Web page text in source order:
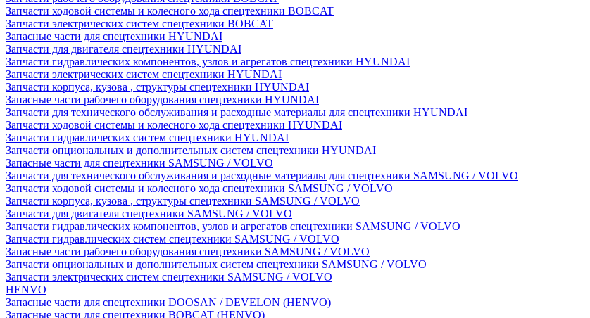
Запчасти ходовой системы и колесного хода спецтехники BOBCAT
Запчасти электрических систем спецтехники BOBCAT
Запасные части для спецтехники HYUNDAI
Запчасти для двигателя спецтехники HYUNDAI
Запчасти гидравлических компонентов, узлов и агрегатов спецтехники HYUNDAI
Запчасти электрических систем спецтехники HYUNDAI
Запчасти корпуса, кузова , структуры спецтехники HYUNDAI
Запасные части рабочего оборудования спецтехники HYUNDAI
Запчасти для технического обслуживания и расходные материалы для спецтехники HYUNDAI
Запчасти ходовой системы и колесного хода спецтехники HYUNDAI
Запчасти гидравлических систем спецтехники HYUNDAI
Запчасти опциональных и дополнительных систем спецтехники HYUNDAI
Запасные части для спецтехники SAMSUNG / VOLVO
Запчасти для технического обслуживания и расходные материалы для спецтехники SAMSUNG / VOLVO
Запчасти ходовой системы и колесного хода спецтехники SAMSUNG / VOLVO
Запчасти корпуса, кузова , структуры спецтехники SAMSUNG / VOLVO
Запчасти для двигателя спецтехники SAMSUNG / VOLVO
Запчасти гидравлических компонентов, узлов и агрегатов спецтехники SAMSUNG / VOLVO
Запчасти гидравлических систем спецтехники SAMSUNG / VOLVO
Запасные части рабочего оборудования спецтехники SAMSUNG / VOLVO
Запчасти опциональных и дополнительных систем спецтехники SAMSUNG / VOLVO
Запчасти электрических систем спецтехники SAMSUNG / VOLVO
HENVO
Запасные части для спецтехники DOOSAN / DEVELON (HENVO)
Запасные части для спецтехники BOBCAT (HENVO)